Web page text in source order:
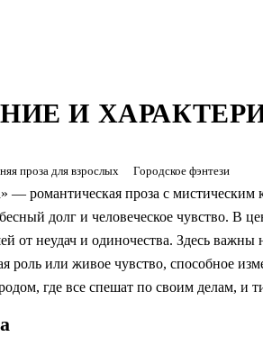
И
проза для взрослых Городское фэнтези
— романтическая проза с
долг и человеческое чувство. В
от неудач и одиночества. Здесь
роль или живое чувство, способное
где все спешат по своим делам, и